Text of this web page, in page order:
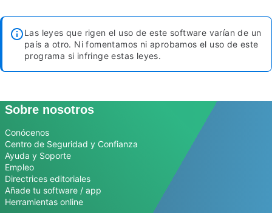
Las leyes que rigen el uso de este software varían de un
país a otro. Ni fomentamos ni aprobamos el uso de este
programa si infringe estas leyes.
Sobre nosotros
Conócenos
Centro de Seguridad y Confianza
Ayuda y Soporte
Empleo
Directrices editoriales
Añade tu software / app
Herramientas online